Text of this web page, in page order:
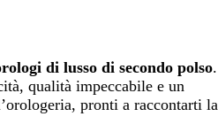
di lusso di secondo polso.
qualità impeccabile e un
pronti a raccontarti la